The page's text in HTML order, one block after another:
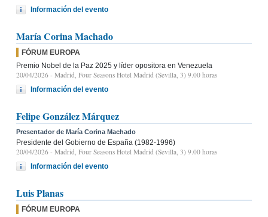
Información del evento
María Corina Machado
FÓRUM EUROPA
Premio Nobel de la Paz 2025 y líder opositora en Venezuela
20/04/2026 - Madrid, Four Seasons Hotel Madrid (Sevilla, 3) 9.00 horas
Información del evento
Felipe González Márquez
Presentador de María Corina Machado
Presidente del Gobierno de España (1982-1996)
20/04/2026 - Madrid, Four Seasons Hotel Madrid (Sevilla, 3) 9.00 horas
Información del evento
Luis Planas
FÓRUM EUROPA